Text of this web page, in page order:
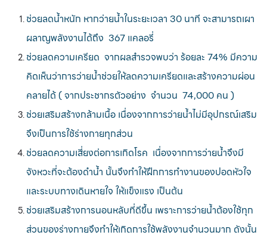
ช่วยลดน้ำหนัก หากว่ายน้ำในระยะเวลา 30 นาที จะสามารถเผา
ผลาญพลังงานได้ถึง 367 แคลอรี่
ช่วยลดความเครียด จากผลสำรวจพบว่า ร้อยละ 74% มีความ
คิดเห็นว่าการว่ายน้ำช่วยให้ลดความเครียดและสร้างความผ่อน
คลายได้ ( จากประชากรตัวอย่าง จำนวน 74,000 คน )
ช่วยเสริมสร้างกล้ามเนื้อ เนื่องจากการว่ายน้ำไม่มีอุปกรณ์เสริม
จึงเป็นการใช้ร่างกายทุกส่วน
ช่วยลดความเสี่ยงต่อการเกิดโรค เนื่องจากการว่ายน้ำจึงมี
จังหวะที่จะต้องดำน้ำ นั้นจึงทำให้ฝึกการทำงานของปอดหัวใจ
และระบบทางเดินหายใจ ให้แข็งแรง เป็นต้น
ช่วยเสริมสร้างการนอนหลับที่ดีขึ้น เพราะการว่ายน้ำต้องใช้ทุก
ส่วนของร่างกายจึงทำให้เกิดการใช้พลังงานจำนวนมาก ดังนั้น